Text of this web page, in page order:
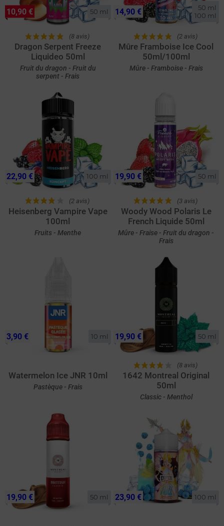
50 ml
(8 avis)
Dragon Serpent Freeze
Liquideo 50ml
Fruit du dragon - Fruit du
serpent - Frais
10,90 €
50 ml
100 ml
(2 avis)
Mûre Framboise Ice Cool
50ml/100ml
Mûre - Framboise - Frais
14,90 €
100 ml
(2 avis)
Heisenberg Vampire Vape
100ml
Fruits - Menthe
22,90 € 50 ml
(3 avis)
Woody Wood Polaris Le
French Liquide 50ml
Mûre - Fraise - Fruit du dragon -
Frais
19,90 €
10 ml
Watermelon Ice JNR 10ml
Pastèque - Frais
3,90 € 50 ml
(8 avis)
1642 Montreal Original
50ml
Classic - Menthol
19,90 €
50 ml
19,90 € 100 ml
23,90 €